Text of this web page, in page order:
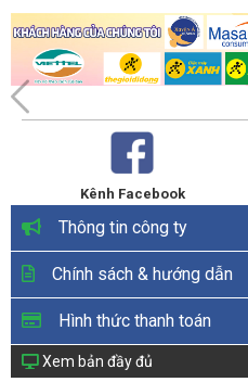
Kênh Facebook
Thông tin công ty
Chính sách & hướng dẫn
Hình thức thanh toán
Xem bản đầy đủ